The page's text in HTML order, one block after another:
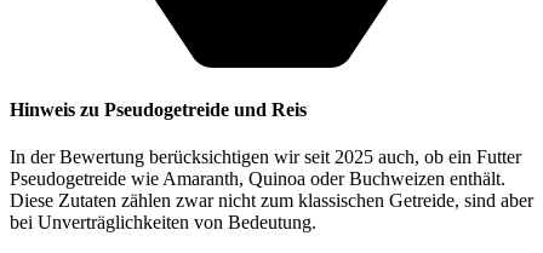
Hinweis zu Pseudogetreide und Reis
In der Bewertung berücksichtigen wir seit 2025 auch, ob ein Futter
Pseudogetreide wie Amaranth, Quinoa oder Buchweizen enthält.
Diese Zutaten zählen zwar nicht zum klassischen Getreide, sind aber
bei Unverträglichkeiten von Bedeutung.